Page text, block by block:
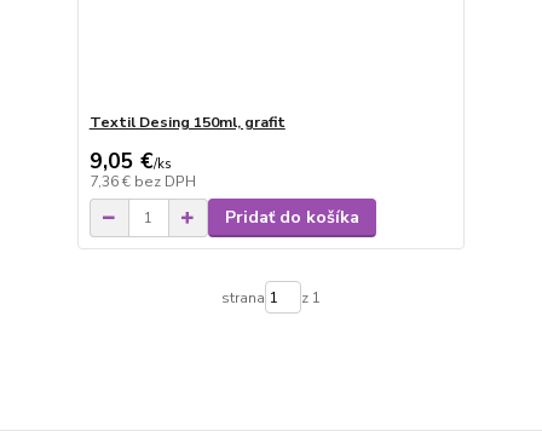
Textil Desing 150ml, grafit
9,05 €/ks
7,36 € bez DPH
Pridať do košíka
strana z 1